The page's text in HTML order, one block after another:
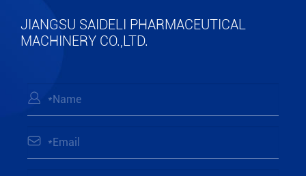
JIANGSU SAIDELI PHARMACEUTICAL
MACHINERY CO.,LTD.

